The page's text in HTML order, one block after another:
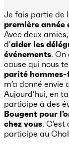
Je fais partie de
première année
Avec deux
d’aider les
événements. On
cause qui nous
parité hommes-
m’a donné envie
Aujourd’hui, en
participe à des
Bougent pour
chez vous.
participe au